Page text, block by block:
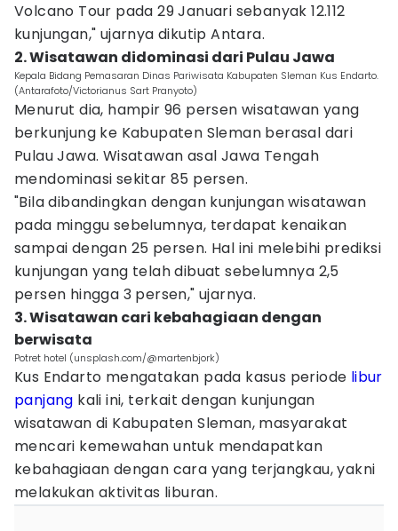
Volcano Tour pada 29 Januari sebanyak 12.112
kunjungan," ujarnya dikutip Antara.
2. Wisatawan didominasi dari Pulau Jawa
Kepala Bidang Pemasaran Dinas Pariwisata Kabupaten Sleman Kus Endarto.
(Antarafoto/Victorianus Sart Pranyoto)
Menurut dia, hampir 96 persen wisatawan yang
berkunjung ke Kabupaten Sleman berasal dari
Pulau Jawa. Wisatawan asal Jawa Tengah
mendominasi sekitar 85 persen.
"Bila dibandingkan dengan kunjungan wisatawan
pada minggu sebelumnya, terdapat kenaikan
sampai dengan 25 persen. Hal ini melebihi prediksi
kunjungan yang telah dibuat sebelumnya 2,5
persen hingga 3 persen," ujarnya.
3. Wisatawan cari kebahagiaan dengan
berwisata
Potret hotel (unsplash.com/@martenbjork)
Kus Endarto mengatakan pada kasus periode libur
panjang kali ini, terkait dengan kunjungan
wisatawan di Kabupaten Sleman, masyarakat
mencari kemewahan untuk mendapatkan
kebahagiaan dengan cara yang terjangkau, yakni
melakukan aktivitas liburan.